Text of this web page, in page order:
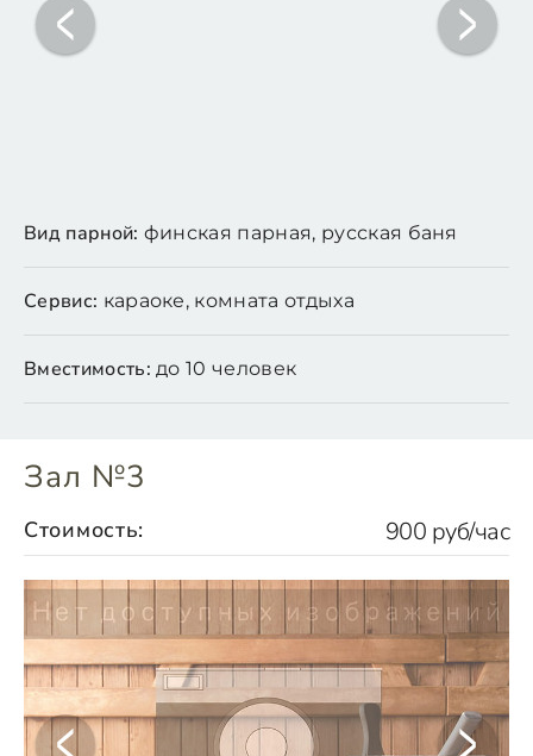
Вид парной: финская парная, русская баня
Сервис: караоке, комната отдыха
Вместимость: до 10 человек
Зал №3
Стоимость: 900 руб/час